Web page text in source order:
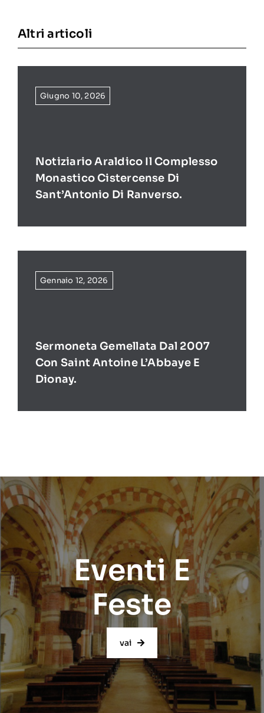
Altri articoli
Giugno 10, 2026
Notiziario Araldico Il Complesso
Monastico Cistercense Di
Sant’Antonio Di Ranverso.
Gennaio 12, 2026
Sermoneta Gemellata Dal 2007
Con Saint Antoine L’Abbaye E
Dionay.
Eventi E
Feste
vai